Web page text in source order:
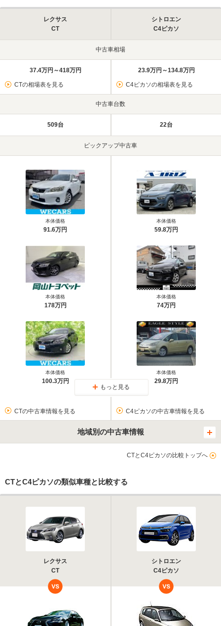
レクサス
CT
シトロエン
C4ピカソ
中古車相場
37.4万円～418万円
CTの相場表を見る
23.9万円～134.8万円
C4ピカソの相場表を見る
中古車台数
509台 22台
ピックアップ中古車
本体価格
91.6万円
本体価格
178万円
本体価格
100.3万円
本体価格
59.8万円
本体価格
74万円
本体価格
29.8万円
もっと見る
CTの中古車情報を見る C4ピカソの中古車情報を見る
地域別の中古車情報
CTとC4ピカソの比較トップへ
CTとC4ピカソの類似車種と比較する
レクサス
CT
シトロエン
C4ピカソ